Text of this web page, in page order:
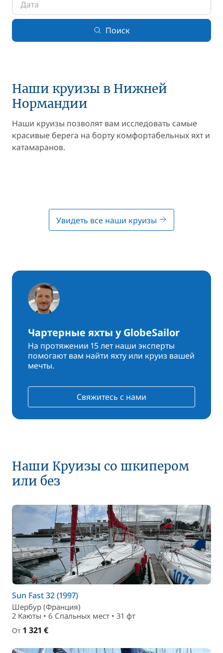
Поиск
Наши круизы в Нижней
Нормандии
Наши круизы позволят вам исследовать самые
красивые берега на борту комфортабельных яхт и
катамаранов.
Увидеть все наши круизы
Чартерные яхты у GlobeSailor
На протяжении 15 лет наши эксперты
помогают вам найти яхту или круиз вашей
мечты.
Свяжитесь с нами
Наши Круизы со шкипером
или без
Sun Fast 32 (1997)
Шербур (Франция)
2 Каюты • 6 Спальныx мест • 31 фт
От 1 321 €